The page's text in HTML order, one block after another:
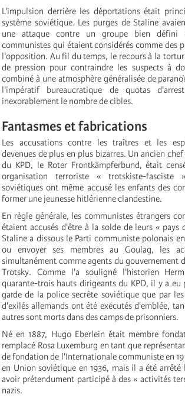
L'impulsion derrière les déportations était
système soviétique. Les purges de Staline
une attaque contre un groupe bien défini
communistes qui étaient considérés comme des
l'opposition. Au fil du temps, le recours à la
de pression pour contraindre les suspects à
combiné à une atmosphère généralisée de
l'impératif bureaucratique de quotas
inexorablement le nombre de cibles.
Fantasmes et fabrications
Les accusations contre les traîtres et les
devenues de plus en plus bizarres. Un ancien
du KPD, le Roter Frontkämpferbund, était
organisation terroriste « trotskiste-fasciste
soviétiques ont même accusé les enfants des
former une jeunesse hitlérienne clandestine.
En règle générale, les communistes étrangers
étaient accusés d'être à la solde de leurs « pays
Staline a dissous le Parti communiste polonais
ou envoyer ses membres au Goulag, les
simultanément comme agents du gouvernement
Trotsky. Comme l'a souligné l'historien
quarante-trois hauts dirigeants du KPD, il y a eu
garde de la police secrète soviétique que par
d'exilés allemands ont été exécutés d'emblée,
autres sont morts dans des camps de prisonniers.
Né en 1887, Hugo Eberlein était membre
remplacé Rosa Luxemburg en tant que
de fondation de l'Internationale communiste en
en Union soviétique en 1936, mais il a été arrêté
avoir prétendument participé à des « activités
nazis.